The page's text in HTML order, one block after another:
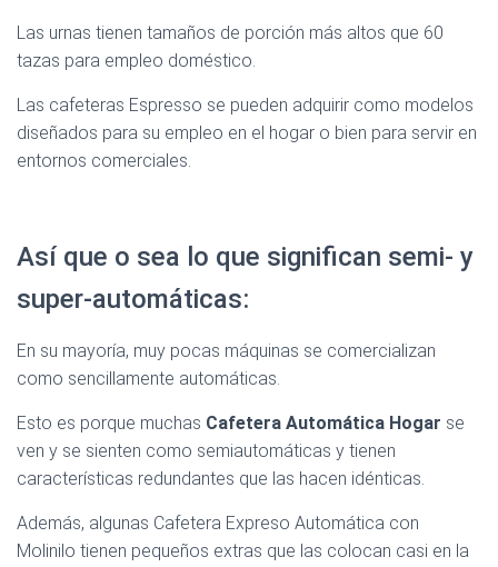
Las urnas tienen tamaños de porción más altos que 60
tazas para empleo doméstico.
Las cafeteras Espresso se pueden adquirir como modelos
diseñados para su empleo en el hogar o bien para servir en
entornos comerciales.
Así que o sea lo que significan semi- y
super-automáticas:
En su mayoría, muy pocas máquinas se comercializan
como sencillamente automáticas.
Esto es porque muchas Cafetera Automática Hogar se
ven y se sienten como semiautomáticas y tienen
características redundantes que las hacen idénticas.
Además, algunas Cafetera Expreso Automática con
Molinilo tienen pequeños extras que las colocan casi en la